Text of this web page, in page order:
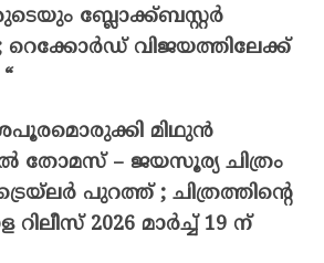
ബ്ലോക്ക്ബസ്റ്റർ
റെക്കോർഡ് വിജയത്തിലേക്ക്
മിഥുൻ
തോമസ് – ജയസൂര്യ ചിത്രം
പുറത്ത് ; ചിത്രത്തിന്റെ
2026 മാർച്ച് 19 ന്